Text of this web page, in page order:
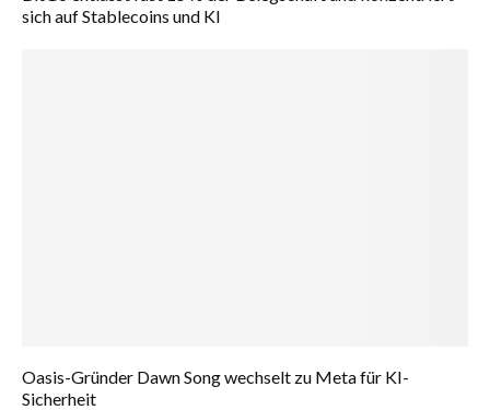
sich auf Stablecoins und KI
Oasis-Gründer Dawn Song wechselt zu Meta für KI-
Sicherheit